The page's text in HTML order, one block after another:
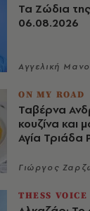
Τα Ζώδια
06.08.2026
Αγγελική
ON MY ROAD
Ταβέρνα
κουζίνα και
Αγία Τριάδα
Γιώργος
THESS VOICE